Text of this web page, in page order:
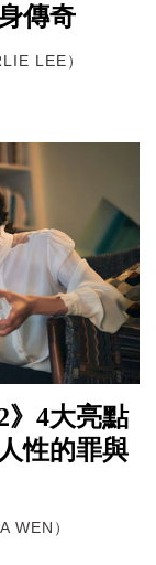
傳奇
LEE）
》4大亮點
性的罪與
WEN）